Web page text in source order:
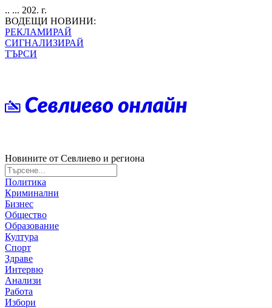
.. ... 202. г.
ВОДЕЩИ НОВИНИ:
РЕКЛАМИРАЙ
СИГНАЛИЗИРАЙ
ТЪРСИ
Новините от Севлиево и региона
Политика
Криминални
Бизнес
Общество
Образование
Култура
Спорт
Здраве
Интервю
Анализи
Работа
Избори